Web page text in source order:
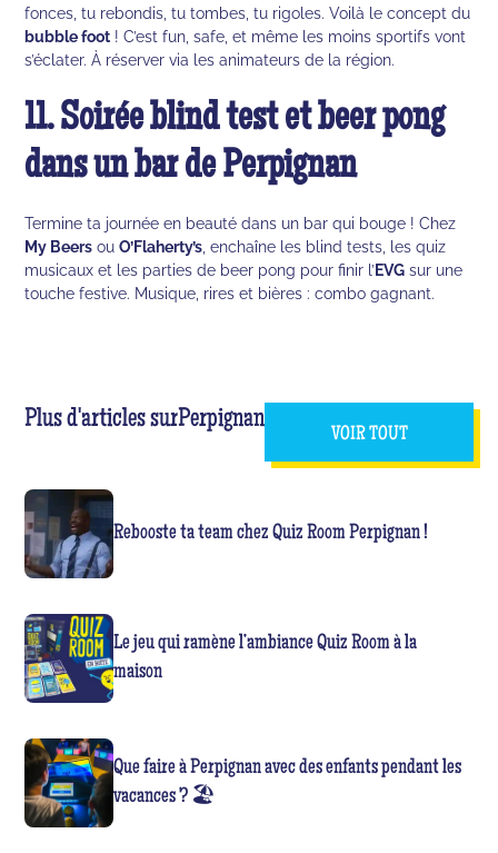
fonces, tu rebondis, tu tombes, tu rigoles. Voilà le concept du
bubble foot ! C’est fun, safe, et même les moins sportifs vont
s’éclater. À réserver via les animateurs de la région.
11. Soirée blind test et beer pong
dans un bar de Perpignan
Termine ta journée en beauté dans un bar qui bouge ! Chez
My Beers ouO’Flaherty’s , enchaîne les blind tests, les quiz
musicaux et les parties de beer pong pour finir l’EVG sur une
touche festive. Musique, rires et bières : combo gagnant.
Plus d'articles surPerpignan
VOIR TOUT
Rebooste ta team chez Quiz Room Perpignan !
Le jeu qui ramène l’ambiance Quiz Room à la
maison
Que faire à Perpignan avec des enfants pendant les
vacances ? 🏖️